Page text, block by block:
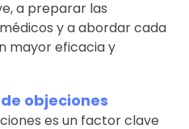
a preparar las
y a abordar cada
mayor eficacia y
objeciones
es un factor clave